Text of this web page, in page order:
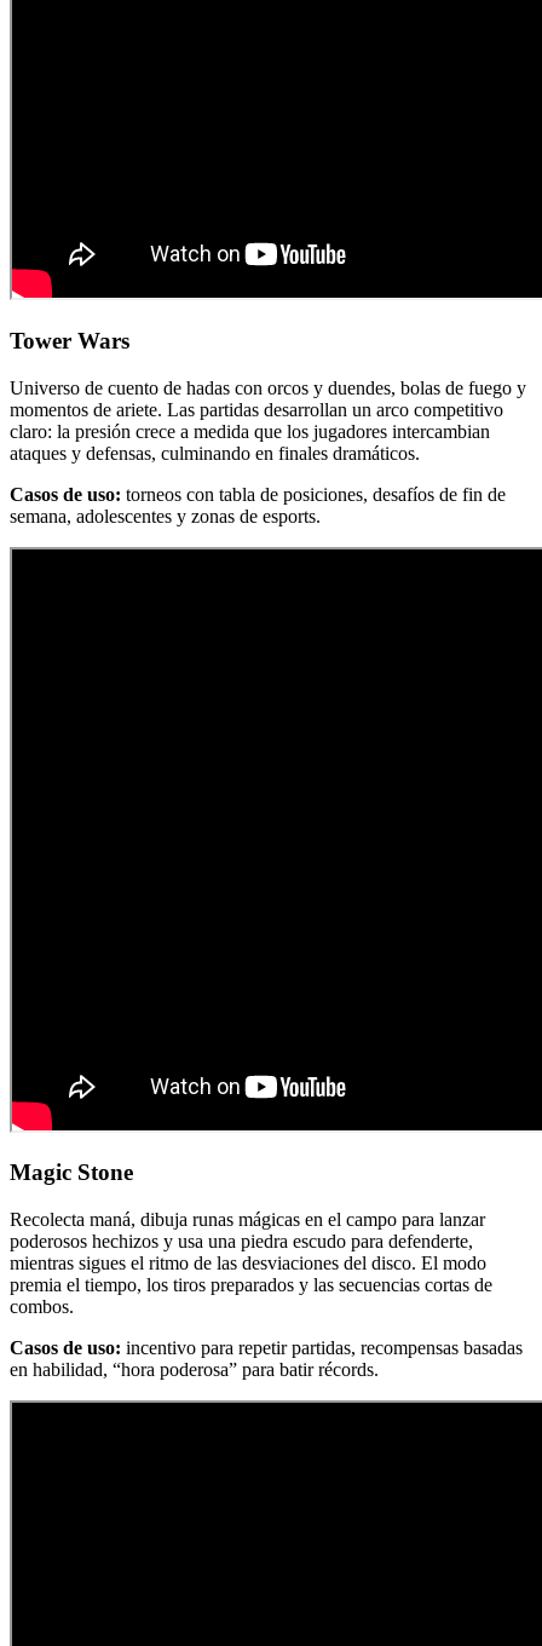
Tower Wars
Universo de cuento de hadas con orcos y duendes, bolas de fuego y
momentos de ariete. Las partidas desarrollan un arco competitivo
claro: la presión crece a medida que los jugadores intercambian
ataques y defensas, culminando en finales dramáticos.
Casos de uso: torneos con tabla de posiciones, desafíos de fin de
semana, adolescentes y zonas de esports.
Magic Stone
Recolecta maná, dibuja runas mágicas en el campo para lanzar
poderosos hechizos y usa una piedra escudo para defenderte,
mientras sigues el ritmo de las desviaciones del disco. El modo
premia el tiempo, los tiros preparados y las secuencias cortas de
combos.
Casos de uso: incentivo para repetir partidas, recompensas basadas
en habilidad, “hora poderosa” para batir récords.